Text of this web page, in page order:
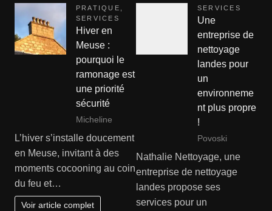
PRATIQUE
SERVICES
Hiver en
Meuse :
pourquoi le
ramonage est
une priorité
sécurité
Micheline
L’hiver s’installe doucement
en Meuse, invitant à des
moments cocooning au coin
du feu et…
Voir article complet
SERVICES
Une
entreprise de
nettoyage
landes pour
un
environneme
nt plus propre
!
Povoski
Nathalie Nettoyage, une
entreprise de nettoyage
landes propose ses
services pour un